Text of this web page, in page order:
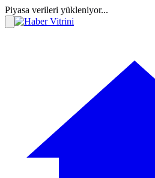
Piyasa verileri yükleniyor...